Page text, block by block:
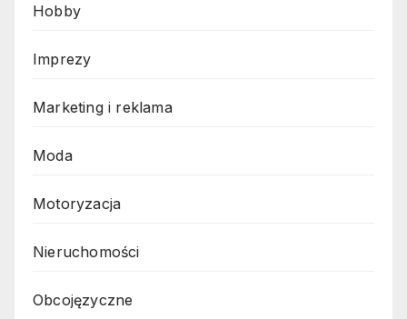
Hobby
Imprezy
Marketing i reklama
Moda
Motoryzacja
Nieruchomości
Obcojęzyczne